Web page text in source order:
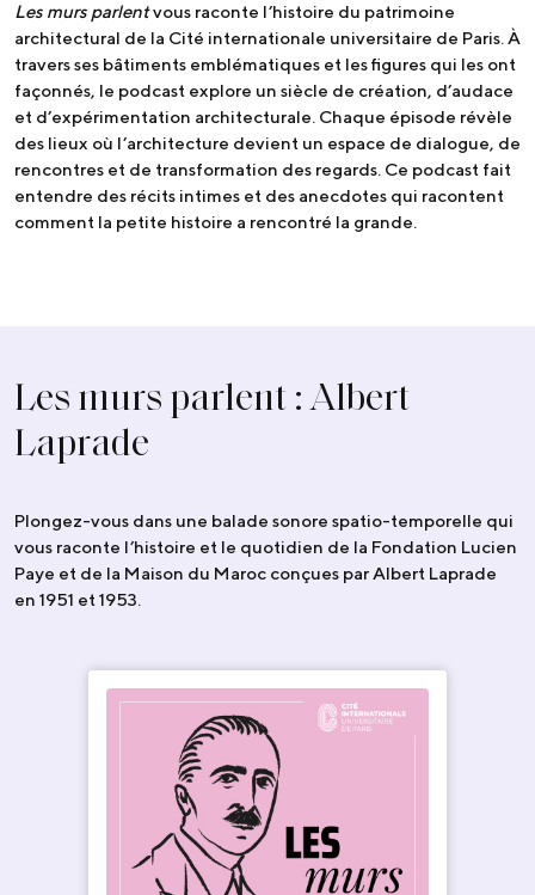
Les murs parlentvous raconte l’histoire du patrimoine
architectural de la Cité internationale universitaire de Paris. À
travers ses bâtiments emblématiques et les figures qui les ont
façonnés, le podcast explore un siècle de création, d’audace
et d’expérimentation architecturale. Chaque épisode révèle
des lieux où l’architecture devient un espace de dialogue, de
rencontres et de transformation des regards. Ce podcast fait
entendre des récits intimes et des anecdotes qui racontent
comment la petite histoire a rencontré la grande.
Les murs parlent : Albert
Laprade
Plongez-vous dans une balade sonore spatio-temporelle qui
vous raconte l’histoire et le quotidien de la Fondation Lucien
Paye et de la Maison du Maroc conçues par Albert Laprade
en 1951 et 1953.